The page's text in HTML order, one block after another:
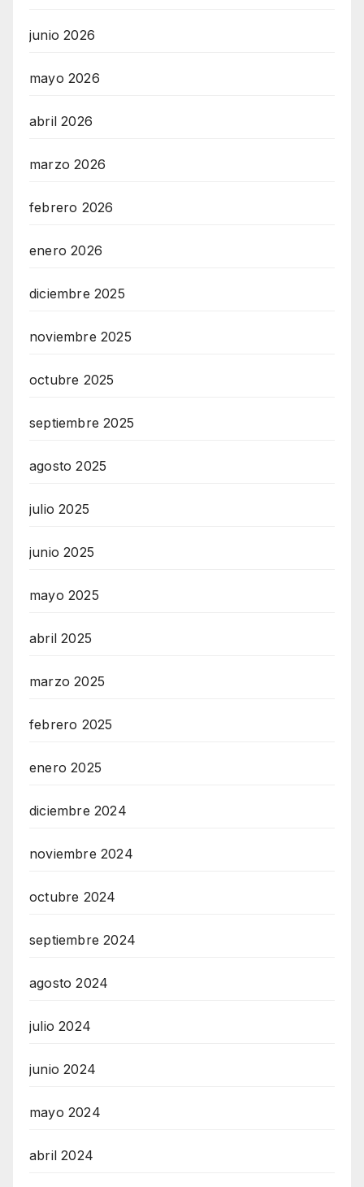
junio 2026
mayo 2026
abril 2026
marzo 2026
febrero 2026
enero 2026
diciembre 2025
noviembre 2025
octubre 2025
septiembre 2025
agosto 2025
julio 2025
junio 2025
mayo 2025
abril 2025
marzo 2025
febrero 2025
enero 2025
diciembre 2024
noviembre 2024
octubre 2024
septiembre 2024
agosto 2024
julio 2024
junio 2024
mayo 2024
abril 2024